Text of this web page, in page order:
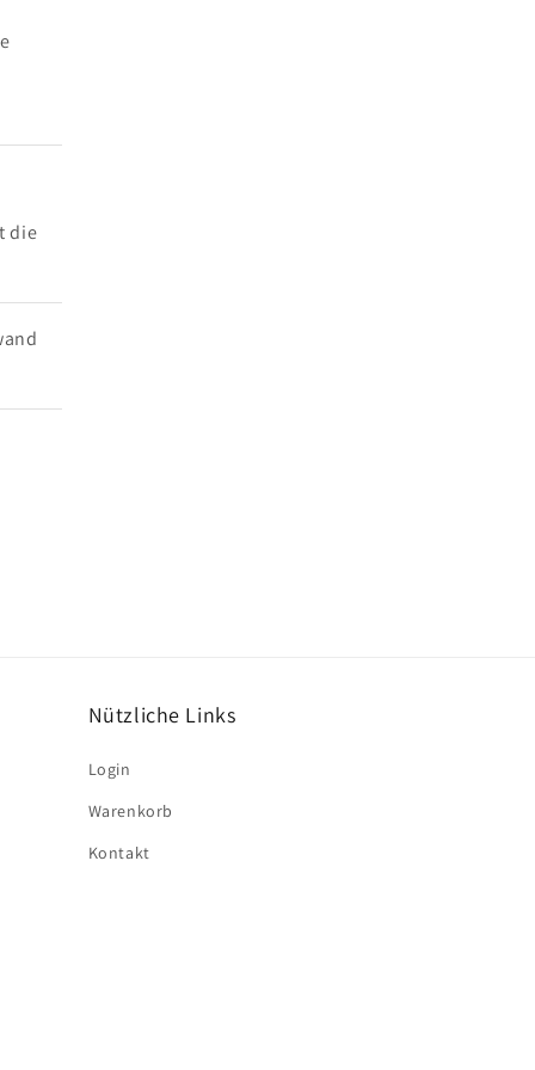
die
Nützliche Links
Login
Warenkorb
Kontakt